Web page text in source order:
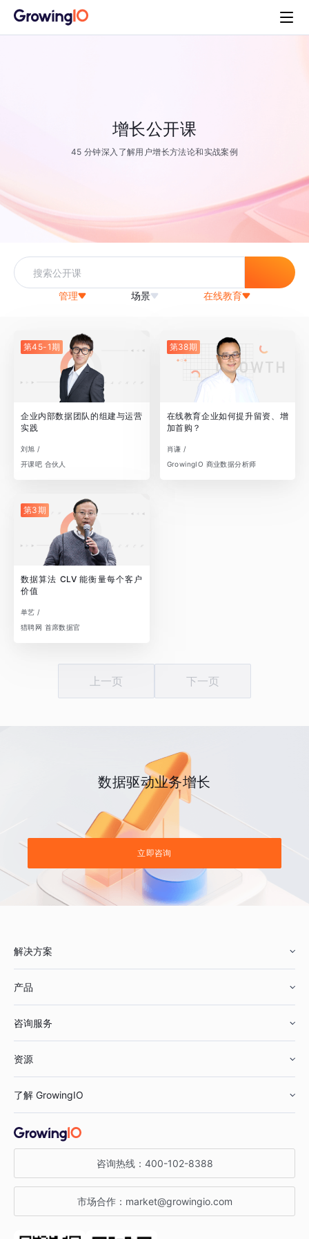
增长公开课
45 分钟深入了解用户增长方法论和实战案例
管理 场景 在线教育
第45-1期
企业内部数据团队的组建与运营
实践
刘旭 /
开课吧 合伙人
第38期
在线教育企业如何提升留资、增
加首购？
肖谦 /
GrowingIO 商业数据分析师
第3期
数据算法 CLV 能衡量每个客户
价值
单艺 /
猎聘网 首席数据官
上一页 下一页
数据驱动业务增长
立即咨询
解决方案
鞋服行业
汽车行业
金融行业
产品
智能运营
获客分析
咨询服务
资源
增长公开课
增长博客
了解 GrowingIO
关于 GrowingIO
增长大会
咨询热线： 400-102-8388
市场合作： market@growingio.com